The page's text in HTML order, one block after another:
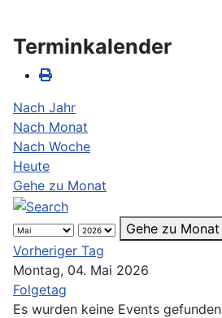
Terminkalender
Nach Jahr
Nach Monat
Nach Woche
Heute
Gehe zu Monat
Gehe zu Monat
Vorheriger Tag
Montag, 04. Mai 2026
Folgetag
Es wurden keine Events gefunden